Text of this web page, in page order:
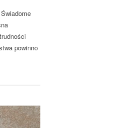
powinno